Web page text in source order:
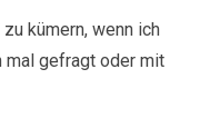
kümern, wenn ich
mal gefragt oder mit